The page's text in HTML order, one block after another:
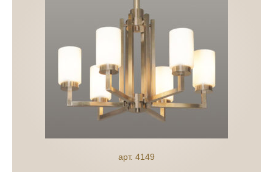
арт. 4149